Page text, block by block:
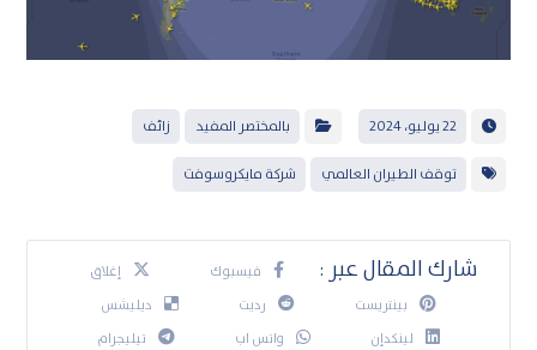
22 يوليو، 2024 بالمختصر المفيد زائف
توقف الطيران العالمي شركة مايكروسوفت
فيسبوك
إغلاق
بينتريست
رديت
ديليشس
لينكدإن
واتس اب تيليجرام